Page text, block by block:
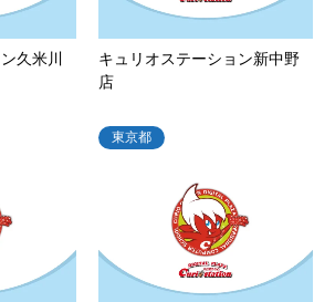
久米川
キュリオステーション新中野
店
東京都